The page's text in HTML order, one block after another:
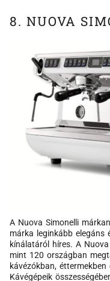
8. NUOVA
A Nuova Simonelli
márka leginkább elegáns
kínálatáról híres. A
mint 120 országban
kávézókban,
Kávégépeik